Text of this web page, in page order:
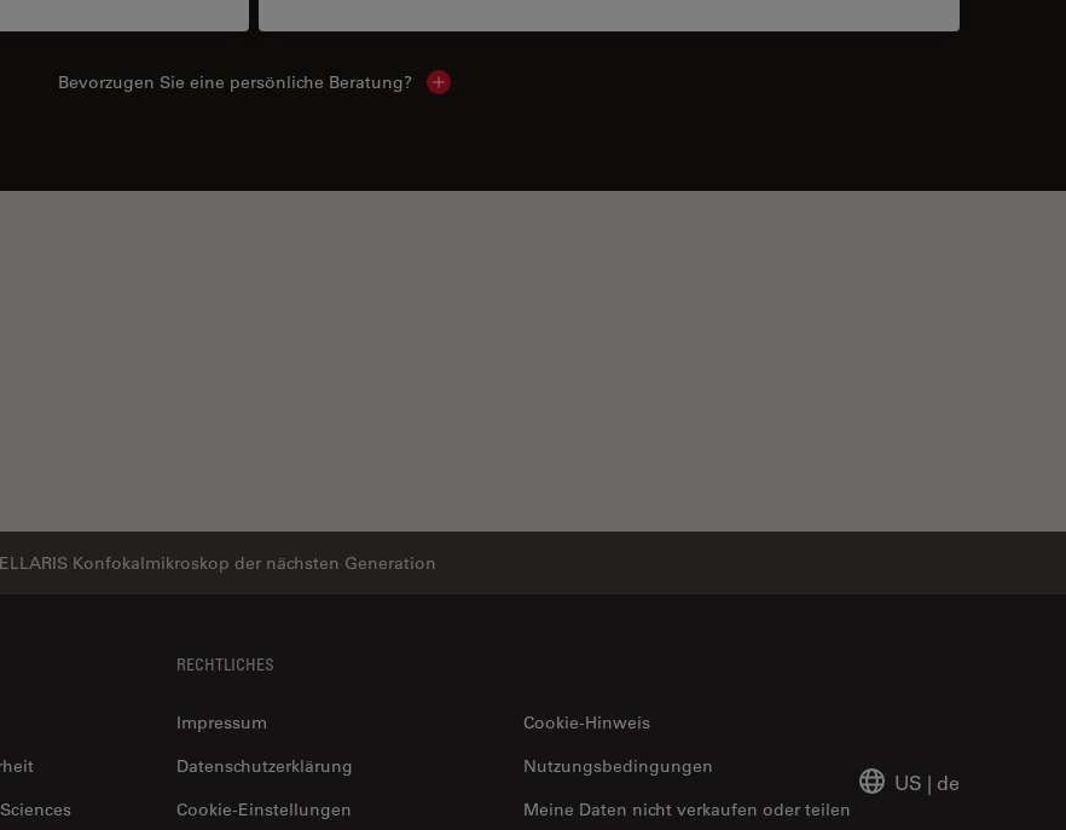
Bevorzugen Sie eine persönliche Beratung? Show local contacts
Konfokalmikroskop der nächsten Generation
RECHTLICHES
Impressum
Cookie-Hinweis
Datenschutzerklärung
Meine Daten nicht verkaufen oder teilen
Nutzungsbedingungen
Cookie-Einstellungen
US | de